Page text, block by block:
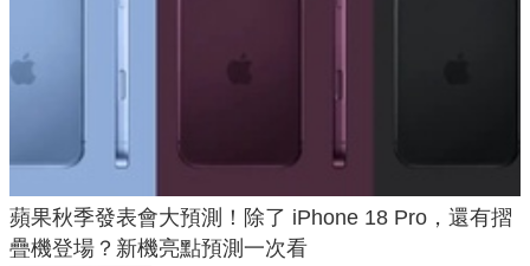
蘋果秋季發表會大預測！除了 iPhone 18 Pro，還有摺
疊機登場？新機亮點預測一次看